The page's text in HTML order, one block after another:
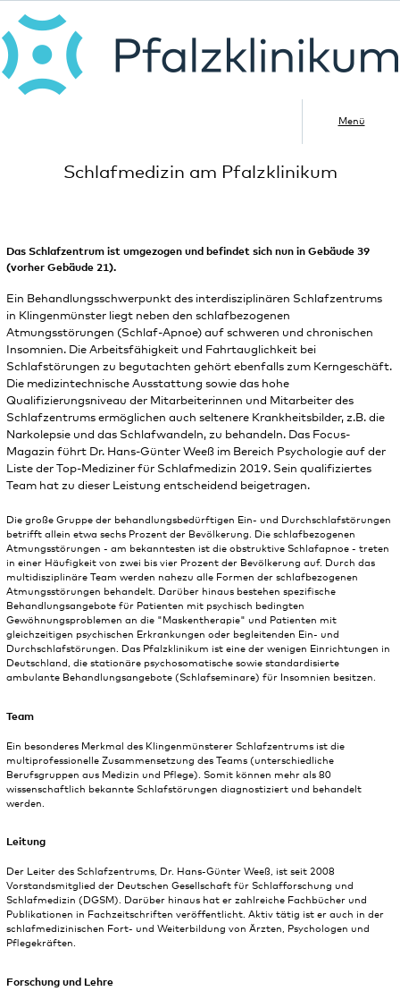
Menü
Schlafmedizin am Pfalzklinikum
Das Schlafzentrum ist umgezogen und befindet sich nun in Gebäude 39
(vorher Gebäude 21).
Ein Behandlungsschwerpunkt des interdisziplinären Schlafzentrums
in Klingenmünster liegt neben den schlafbezogenen
Atmungsstörungen (Schlaf-Apnoe) auf schweren und chronischen
Insomnien. Die Arbeitsfähigkeit und Fahrtauglichkeit bei
Schlafstörungen zu begutachten gehört ebenfalls zum Kerngeschäft.
Die medizintechnische Ausstattung sowie das hohe
Qualifizierungsniveau der Mitarbeiterinnen und Mitarbeiter des
Schlafzentrums ermöglichen auch seltenere Krankheitsbilder, z.B. die
Narkolepsie und das Schlafwandeln, zu behandeln. Das Focus-
Magazin führt Dr. Hans-Günter Weeß im Bereich Psychologie auf der
Liste der Top-Mediziner für Schlafmedizin 2019. Sein qualifiziertes
Team hat zu dieser Leistung entscheidend beigetragen.
Die große Gruppe der behandlungsbedürftigen Ein- und Durchschlafstörungen
betrifft allein etwa sechs Prozent der Bevölkerung. Die schlafbezogenen
Atmungsstörungen - am bekanntesten ist die obstruktive Schlafapnoe - treten
in einer Häufigkeit von zwei bis vier Prozent der Bevölkerung auf. Durch das
multidisziplinäre Team werden nahezu alle Formen der schlafbezogenen
Atmungsstörungen behandelt. Darüber hinaus bestehen spezifische
Behandlungsangebote für Patienten mit psychisch bedingten
Gewöhnungsproblemen an die "Maskentherapie" und Patienten mit
gleichzeitigen psychischen Erkrankungen oder begleitenden Ein- und
Durchschlafstörungen. Das Pfalzklinikum ist eine der wenigen Einrichtungen in
Deutschland, die stationäre psychosomatische sowie standardisierte
ambulante Behandlungsangebote (Schlafseminare) für Insomnien besitzen.
Team
Ein besonderes Merkmal des Klingenmünsterer Schlafzentrums ist die
multiprofessionelle Zusammensetzung des Teams (unterschiedliche
Berufsgruppen aus Medizin und Pflege). Somit können mehr als 80
wissenschaftlich bekannte Schlafstörungen diagnostiziert und behandelt
werden.
Leitung
Der Leiter des Schlafzentrums, Dr. Hans-Günter Weeß, ist seit 2008
Vorstandsmitglied der Deutschen Gesellschaft für Schlafforschung und
Schlafmedizin (DGSM). Darüber hinaus hat er zahlreiche Fachbücher und
Publikationen in Fachzeitschriften veröffentlicht. Aktiv tätig ist er auch in der
schlafmedizinischen Fort- und Weiterbildung von Ärzten, Psychologen und
Pflegekräften.
Forschung und Lehre